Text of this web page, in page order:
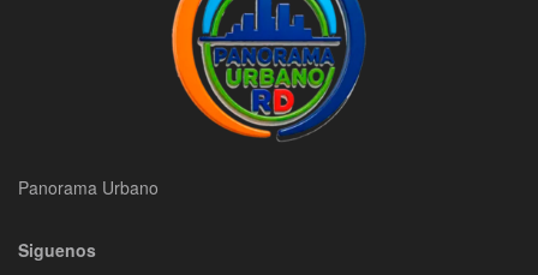
Panorama Urbano
Siguenos